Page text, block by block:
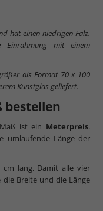
hat einen niedrigen Falz.
mit einem
als Format 70 x 100
Kunstglas geliefert.
bestellen
ist ein Meterpreis.
umlaufende Länge der
lang. Damit alle vier
die Breite und die Länge